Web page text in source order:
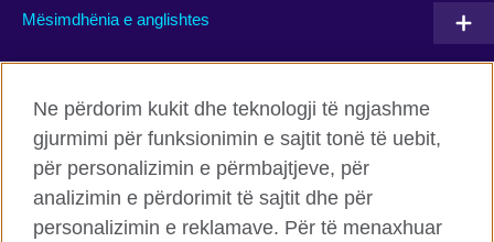
Mësimdhënia e anglishtes
Facebook Twitter
Flickr TikTok
Ne përdorim kukit dhe teknologji të ngjashme
gjurmimi për funksionimin e sajtit tonë të uebit,
për personalizimin e përmbajtjeve, për
analizimin e përdorimit të sajtit dhe për
personalizimin e reklamave. Për të menaxhuar